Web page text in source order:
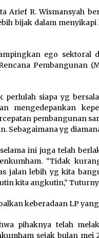
Dorong
Galon
Tanam
Dukung
Pangan
Arief R. Wismansyah
bijak dalam
ego sektoral
Pembangunan
perlulah siapa yg
mengedepankan
pembangunan
Sebagaimana yg
ini juga telah
“Tidak
jalan lebih yg kita
kita angkutin,”
keberadaan LP
pihaknya telah
sejak bulan mei